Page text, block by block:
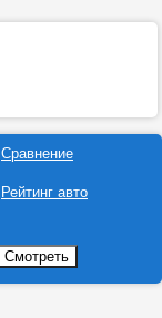
Сравнение
Рейтинг авто